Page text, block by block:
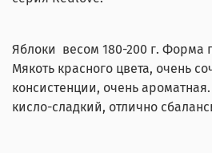
Яблоки весом 180-200 г. Форма
Мякоть красного цвета, очень
консистенции, очень
кисло-сладкий, отлично